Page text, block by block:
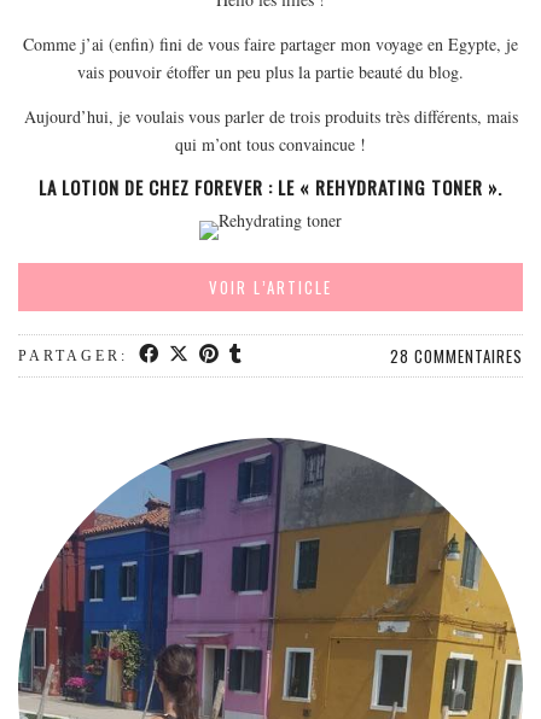
Comme j’ai (enfin) fini de vous faire partager mon voyage en Egypte, je
vais pouvoir étoffer un peu plus la partie beauté du blog.
Aujourd’hui, je voulais vous parler de trois produits très différents, mais
qui m’ont tous convaincue !
LA LOTION DE CHEZ FOREVER : LE « REHYDRATING TONER ».
VOIR L’ARTICLE
PARTAGER: 28 COMMENTAIRES